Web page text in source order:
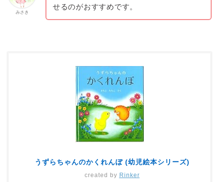
みさき
せるのがおすすめです。
うずらちゃんのかくれんぼ (幼児絵本シリーズ)
created by Rinker